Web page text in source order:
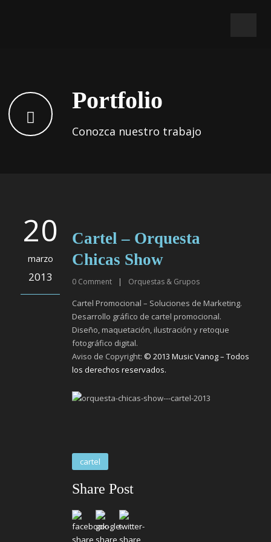
Portfolio
Conozca nuestro trabajo
20
marzo
2013
Cartel – Orquesta
Chicas Show
0 Comment | Orquestas & Grupos
Cartel Promocional – Soluciones de Marketing.
Desarrollo gráfico de cartel promocional.
Diseño, maquetación, ilustración y retoque
fotográfico digital.
Aviso de Copyright: © 2013 Music Vanog – Todos
los derechos reservados.
cartel
Share Post